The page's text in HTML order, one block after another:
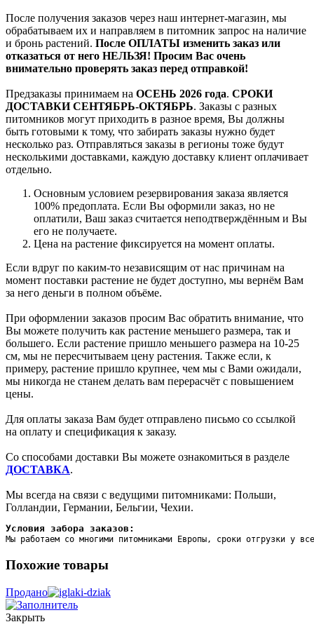
После получения заказов через наш интернет-магазин, мы
обрабатываем их и направляем в питомник запрос на наличие
и бронь растений. После ОПЛАТЫ изменить заказ или
отказаться от него НЕЛЬЗЯ! Просим Вас очень
внимательно проверять заказ перед отправкой!
Предзаказы принимаем на ОСЕНЬ 2026 года. СРОКИ
ДОСТАВКИ СЕНТЯБРЬ-ОКТЯБРЬ. Заказы с разных
питомников могут приходить в разное время, Вы должны
быть готовыми к тому, что забирать заказы нужно будет
несколько раз. Отправляться заказы в регионы тоже будут
несколькими доставками, каждую доставку клиент оплачивает
отдельно.
Основным условием резервирования заказа является
100% предоплата. Если Вы оформили заказ, но не
оплатили, Ваш заказ считается неподтверждённым и Вы
его не получаете.
Цена на растение фиксируется на момент оплаты.
Если вдруг по каким-то независящим от нас причинам на
момент поставки растение не будет доступно, мы вернём Вам
за него деньги в полном объёме.
При оформлении заказов просим Вас обратить внимание, что
Вы можете получить как растение меньшего размера, так и
большего. Если растение пришло меньшего размера на 10-25
см, мы не пересчитываем цену растения. Также если, к
примеру, растение пришло крупнее, чем мы с Вами ожидали,
мы никогда не станем делать вам перерасчёт с повышением
цены.
Для оплаты заказа Вам будет отправлено письмо со ссылкой
на оплату и спецификация к заказу.
Со способами доставки Вы можете ознакомиться в разделе
ДОСТАВКА.
Мы всегда на связи с ведущими питомниками: Польши,
Голландии, Германии, Бельгии, Чехии.
Условия забора заказов:
Мы работаем со многими питомниками Европы, сроки отгрузки у
Похожие товары
Продано
Закрыть